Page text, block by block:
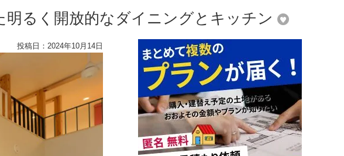
るく開放的なダイニングとキッチン
投稿日：2024年10月14日